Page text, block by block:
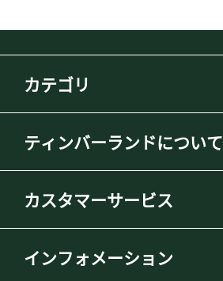
カテゴリ
ティンバーランドについて
カスタマーサービス
インフォメーション